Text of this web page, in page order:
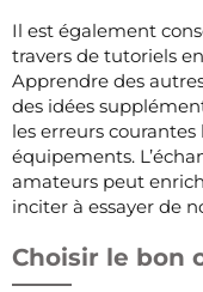
Il est également
travers de tutoriels
Apprendre des
des idées
les erreurs
équipements.
amateurs peut
inciter à essayer de
Choisir le bon